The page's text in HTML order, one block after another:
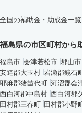
全国の補助金・助成金一覧
福島県の市区町村から
福島市 会津若松市 郡山市
安達郡大玉村 岩瀬郡鏡石
耶麻郡猪苗代町 河沼郡会
西白河郡中島村 西白河郡
田村郡三春町 田村郡小野